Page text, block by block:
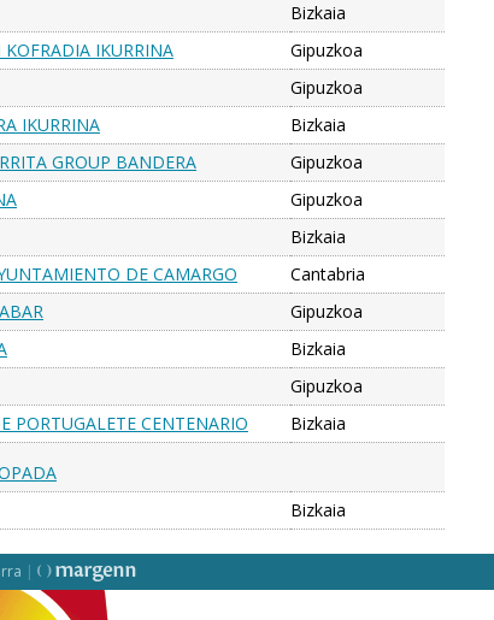
Bizkaia
IKURRINA
Gipuzkoa
Gipuzkoa
IKURRINA
Bizkaia
GROUP BANDERA
Gipuzkoa
Gipuzkoa
Bizkaia
DE CAMARGO
Cantabria
Gipuzkoa
Bizkaia
Gipuzkoa
PORTUGALETE CENTENARIO
Bizkaia
Bizkaia
|